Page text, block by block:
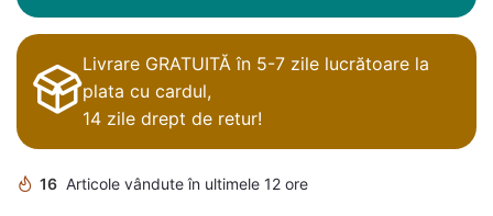
Livrare GRATUITĂ în 5-7 zile lucrătoare la
plata cu cardul,
14 zile drept de retur!
16 Articole vândute în ultimele 12 ore